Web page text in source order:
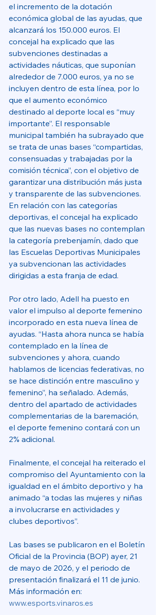
el incremento de la dotación
económica global de las ayudas, que
alcanzará los 150.000 euros. El
concejal ha explicado que las
subvenciones destinadas a
actividades náuticas, que suponían
alrededor de 7.000 euros, ya no se
incluyen dentro de esta línea, por lo
que el aumento económico
destinado al deporte local es “muy
importante”. El responsable
municipal también ha subrayado que
se trata de unas bases “compartidas,
consensuadas y trabajadas por la
comisión técnica”, con el objetivo de
garantizar una distribución más justa
y transparente de las subvenciones.
En relación con las categorías
deportivas, el concejal ha explicado
que las nuevas bases no contemplan
la categoría prebenjamín, dado que
las Escuelas Deportivas Municipales
ya subvencionan las actividades
dirigidas a esta franja de edad.
Por otro lado, Adell ha puesto en
valor el impulso al deporte femenino
incorporado en esta nueva línea de
ayudas. “Hasta ahora nunca se había
contemplado en la línea de
subvenciones y ahora, cuando
hablamos de licencias federativas, no
se hace distinción entre masculino y
femenino”, ha señalado. Además,
dentro del apartado de actividades
complementarias de la baremación,
el deporte femenino contará con un
2% adicional.
Finalmente, el concejal ha reiterado el
compromiso del Ayuntamiento con la
igualdad en el ámbito deportivo y ha
animado “a todas las mujeres y niñas
a involucrarse en actividades y
clubes deportivos”.
Las bases se publicaron en el Boletín
Oficial de la Provincia (BOP) ayer, 21
de mayo de 2026, y el periodo de
presentación finalizará el 11 de junio.
Más información en:
www.esports.vinaros.es